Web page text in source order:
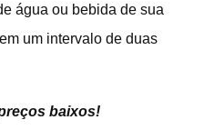
água ou bebida de sua
um intervalo de duas
baixos!